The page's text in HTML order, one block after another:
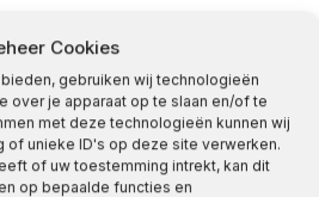
Cookies
gebruiken wij technologieën
over je apparaat op te slaan en/of te
met deze technologieën kunnen wij
unieke ID's op deze site verwerken.
of uw toestemming intrekt, kan dit
op bepaalde functies en
naadloze integratie met
zoals Azure Active
365. Dit zorgt ervoor dat je
kunt hanteren voor je IT-
kun je eenvoudig